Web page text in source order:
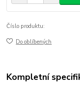
Číslo produktu:
Do oblíbených
Kompletní